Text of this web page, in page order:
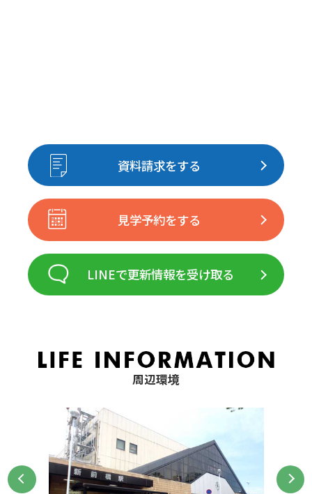
資料請求をする
見学予約をする
LINEで更新情報を受け取る
周辺環境